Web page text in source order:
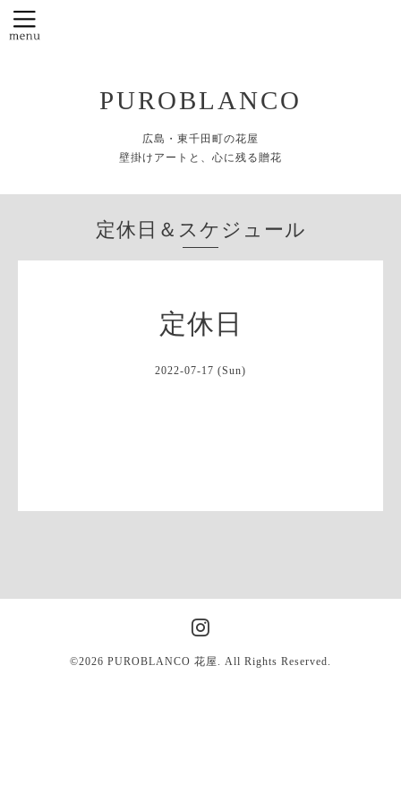
PUROBLANCO
広島・東千田町の花屋
壁掛けアートと、心に残る贈花
定休日＆スケジュール
定休日
2022-07-17 (Sun)
©2026 PUROBLANCO 花屋 . All Rights Reserved.